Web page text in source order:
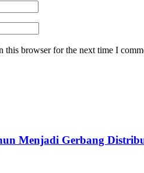
this browser for the next time I
Menjadi Gerbang